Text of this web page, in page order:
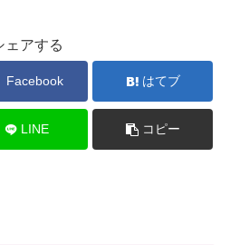
ェアする
Facebook はてブ
LINE コピー